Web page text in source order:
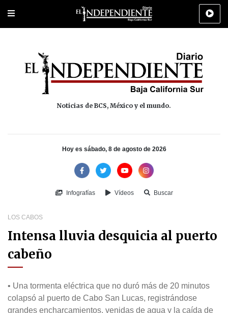
Portada Los Cabos Policiaca Deportes Cultura
Noticias de BCS, México y el mundo.
Hoy es sábado, 8 de agosto de 2026
Infografías Vídeos Buscar
LOS CABOS
Intensa lluvia desquicia al puerto
cabeño
• Una tormenta eléctrica que no duró más de 20 minutos
colapsó al puerto de Cabo San Lucas, registrándose
grandes encharcamientos, venidas de agua y la caída de